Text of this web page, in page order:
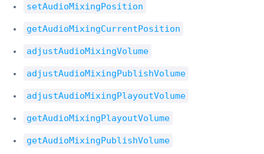
setAudioMixingPosition
getAudioMixingCurrentPosition
adjustAudioMixingVolume
adjustAudioMixingPublishVolume
adjustAudioMixingPlayoutVolume
getAudioMixingPlayoutVolume
getAudioMixingPublishVolume